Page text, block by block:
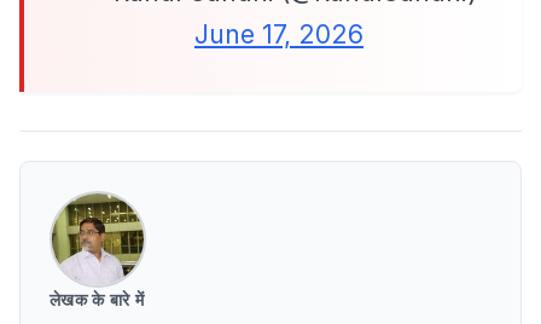
June 17, 2026
लेखक के बारे में